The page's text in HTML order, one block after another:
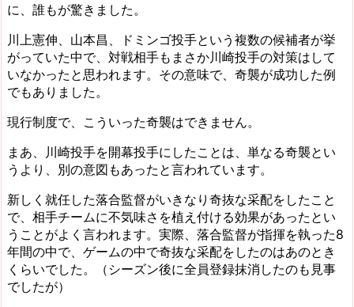
に、誰もが驚きました。
川上憲伸、山本昌、ドミンゴ投手という複数の候補者が挙
がっていた中で、対戦相手もまさか川崎投手の対策はして
いなかったと思われます。その意味で、奇襲が成功した例
でもありました。
現行制度で、こういった奇襲はできません。
まあ、川崎投手を開幕投手にしたことは、単なる奇襲とい
うより、別の意図もあったと言われています。
新しく就任した落合監督がいきなり奇抜な采配をしたこと
で、相手チームに不気味さを植え付ける効果があったとい
うことがよく言われます。実際、落合監督が指揮を執った8
年間の中で、ゲームの中で奇抜な采配をしたのはあのとき
くらいでした。（シーズン後に全員登録抹消したのも見事
でしたが）